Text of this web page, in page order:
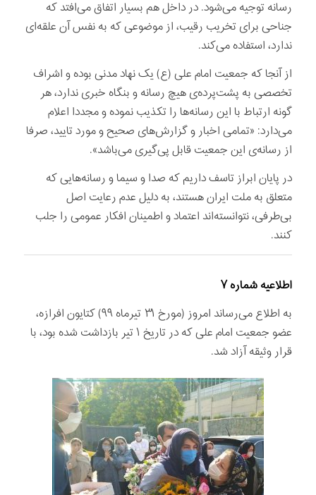
رسانه توجیه می‌شود. در داخل هم بسیار اتفاق می‌افتد که
جناحی برای تخریب رقیب، از موضوعی که به نفس آن علقه‌ای
ندارد، استفاده می‌کند.
از آنجا که جمعیت امام علی (ع) یک نهاد مدنی بوده و اشراف
تخصصی به پشت‌پرده‌ی هیچ رسانه و بنگاه خبری ندارد، هر
گونه ارتباط با این رسانه‌ها را تکذیب نموده و مجددا اعلام
می‌دارد: «تمامی اخبار و گزارش‌های صحیح و مورد تایید، صرفا
از رسانه‌ی این جمعیت قابل پی‌گیری می‌باشد».
در پایان ابراز تاسف داریم که صدا و سیما و رسانه‌هایی که
متعلق به ملت ایران هستند، به دلیل عدم رعایت اصل
بی‌طرفی، نتوانسته‌اند اعتماد و اطمینان افكار عمومی را جلب
كنند.
اطلاعیه شماره ۷
به اطلاع می‌رساند امروز (مورخ ۳۱ تیرماه ۹۹) کتایون افرازه،
عضو جمعیت امام علی که در تاریخ ۱ تیر بازداشت شده بود، با
قرار وثیقه آزاد شد.